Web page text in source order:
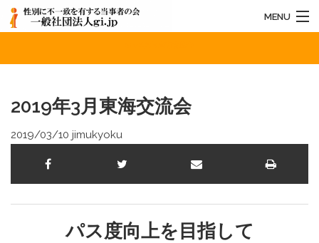
MENU
お知らせ
活動内容
2019年3月東海交流会
2019/03/10 jimukyoku
パス度向上を目指して